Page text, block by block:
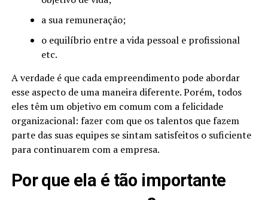
a sua remuneração;
o equilíbrio entre a vida pessoal e profissional
etc.
A verdade é que cada empreendimento pode abordar
esse aspecto de uma maneira diferente. Porém, todos
eles têm um objetivo em comum com a felicidade
organizacional: fazer com que os talentos que fazem
parte das suas equipes se sintam satisfeitos o suficiente
para continuarem com a empresa.
Por que ela é tão importante